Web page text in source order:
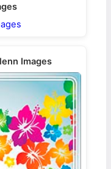
Images